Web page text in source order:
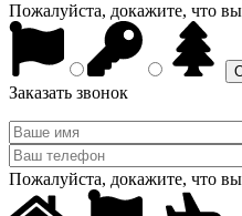
Пожалуйста, докажите, что
Заказать звонок
Пожалуйста, докажите, что